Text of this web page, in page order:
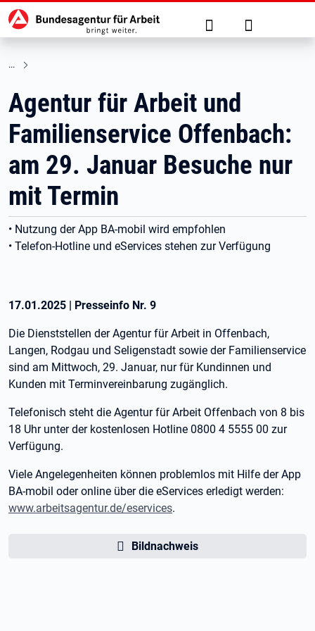
zu den Hauptinhalten springen
Hauptnavigation Suche Anmelden
Agentur für Arbeit und
Familienservice Offenbach:
am 29. Januar Besuche nur
mit Termin
• Nutzung der App BA-mobil wird empfohlen
• Telefon-Hotline und eServices stehen zur Verfügung
17.01.2025 | Presseinfo Nr. 9
Die Dienststellen der Agentur für Arbeit in Offenbach,
Langen, Rodgau und Seligenstadt sowie der Familienservice
sind am Mittwoch, 29. Januar, nur für Kundinnen und
Kunden mit Terminvereinbarung zugänglich.
Telefonisch steht die Agentur für Arbeit Offenbach von 8 bis
18 Uhr unter der kostenlosen Hotline 0800 4 5555 00 zur
Verfügung.
Viele Angelegenheiten können problemlos mit Hilfe der App
BA-mobil oder online über die eServices erledigt werden:
www.arbeitsagentur.de/eservices.
Bildnachweis